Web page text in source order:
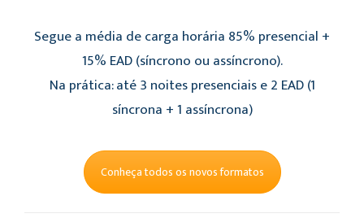
Segue a média de carga horária 85% presencial +
15% EAD (síncrono ou assíncrono).
Na prática: até 3 noites presenciais e 2 EAD (1
síncrona + 1 assíncrona)
Conheça todos os novos formatos